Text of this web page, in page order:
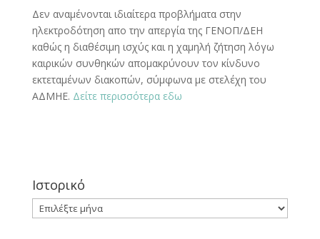
Δεν αναμένονται ιδιαίτερα προβλήματα στην
ηλεκτροδότηση απο την απεργία της ΓΕΝΟΠ/ΔΕΗ
καθώς η διαθέσιμη ισχύς και η χαμηλή ζήτηση λόγω
καιρικών συνθηκών απομακρύνουν τον κίνδυνο
εκτεταμένων διακοπών, σύμφωνα με στελέχη του
ΑΔΜΗΕ. Δείτε περισσότερα εδω
Ιστορικό
Ιστορικό